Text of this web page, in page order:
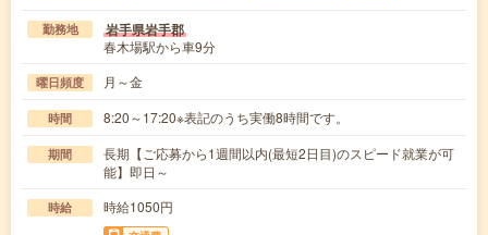
勤務地 岩手県岩手郡
春木場駅から車9分
曜日頻度 月～金
時間 8:20～17:20※表記のうち実働8時間です。
期間
長期【ご応募から1週間以内(最短2日目)のスピード就業が可
能】即日～
時給 時給1050円